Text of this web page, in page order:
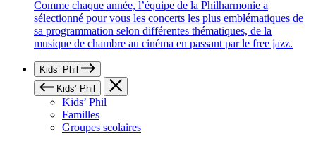
Comme chaque année, l’équipe de la Philharmonie a
sélectionné pour vous les concerts les plus emblématiques de
sa programmation selon différentes thématiques, de la
musique de chambre au cinéma en passant par le free jazz.
Kids’ Phil
Kids’ Phil
Kids’ Phil
Familles
Groupes scolaires